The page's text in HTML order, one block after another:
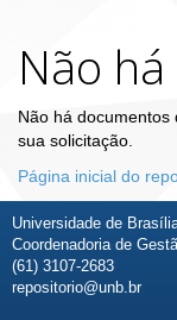
Não
Não há
sua solicitação.
Página inicial do
Universidade de
Coordenadoria de
(61) 3107-2683
repositorio@unb.br